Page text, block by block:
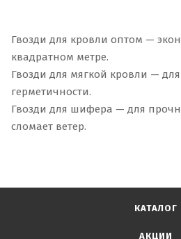
Гвозди для кровли оптом —
квадратном метре.
Гвозди для мягкой кровли —
герметичности.
Гвозди для шифера — для
сломает ветер.
КАТАЛОГ
АКЦИИ